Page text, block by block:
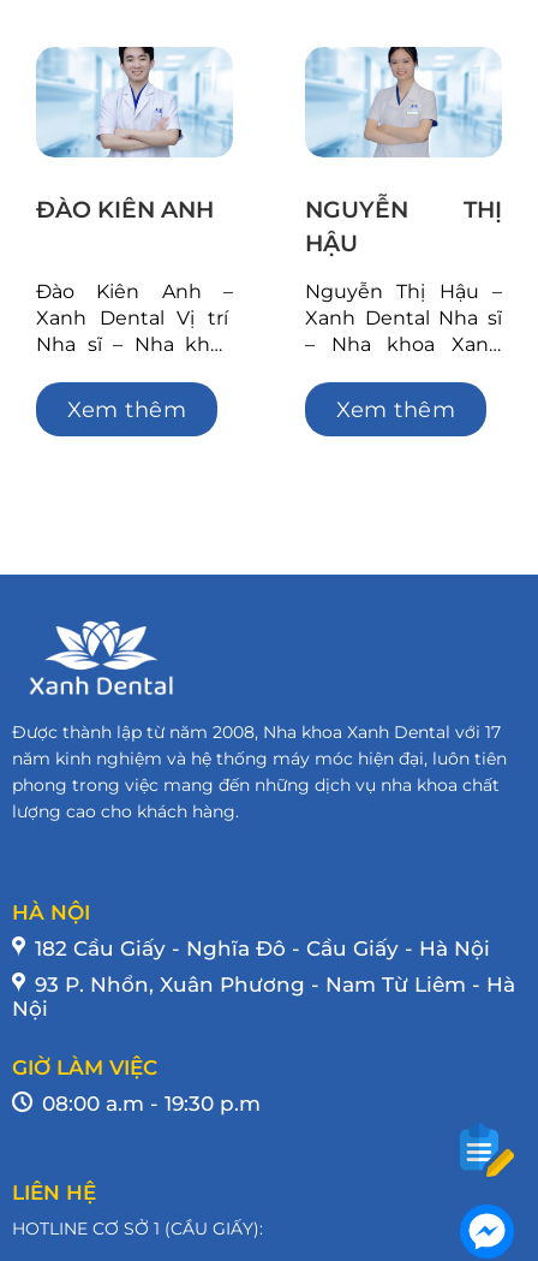
nhạy bén, nắm bắt
và hiểu được tâm lý
của khách hàng,
nha sĩ đưa ra
phương án xử lý
Nhận chứng chỉ Y sĩ
răng hàm mặt năm
2023 Tốt nghiệp
chuyên sâu chương
trình cấy ghépArray
ĐÀO KIÊN ANH
Đào Kiên Anh –
Xanh Dental Vị trí
Nha sĩ – Nha khoa
tắt quá trình tu
nghiệp Tốt nghiệp
chương trình Chỉnh
nhaArray
Xem thêm
NGUYỄN THỊ
HẬU
Nguyễn Thị Hậu –
Xanh Dental Nha sĩ
– Nha khoa Xanh
trình tu nghiệp Học
tại Bệnh viện Bạch
Xem thêm
Được thành lập từ năm 2008, Nha khoa Xanh Dental với 17
năm kinh nghiệm và hệ thống máy móc hiện đại, luôn tiên
phong trong việc mang đến những dịch vụ nha khoa chất
lượng cao cho khách hàng.
HÀ NỘI
182 Cầu Giấy - Nghĩa Đô - Cầu Giấy - Hà Nội
93 P. Nhổn, Xuân Phương - Nam Từ Liêm - Hà
Nội
GIỜ LÀM VIỆC
08:00 a.m - 19:30 p.m
LIÊN HỆ
HOTLINE CƠ SỞ 1 (CẦU GIẤY):